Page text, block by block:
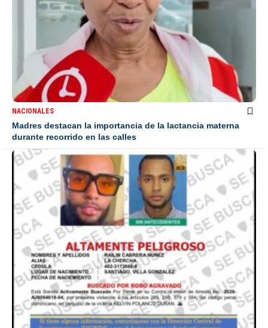
NACIONALES
Madres destacan la importancia de la lactancia materna
durante recorrido en las calles